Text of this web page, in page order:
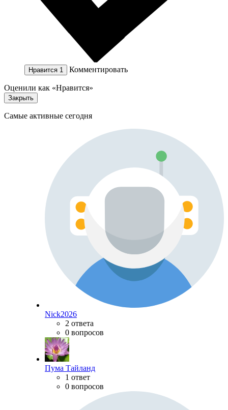
Нравится 1 Комментировать
Оценили как «Нравится»
Закрыть
Самые активные сегодня
Nick2026
2 ответа
0 вопросов
Пума Тайланд
1 ответ
0 вопросов